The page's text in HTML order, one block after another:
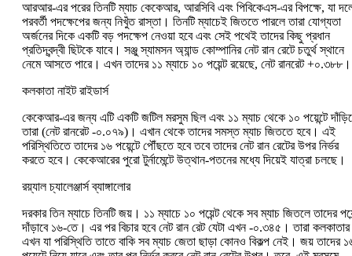
আরআর-এর পরের তিনটি ম্যাচ কেকেআর, আরসিবি এবং পিবিকেএস-এর বিপক্ষে, যা
পরবর্তী পদক্ষেপের জন্য নিখুঁত রাস্তা। তিনটি ম্যাচেই জিততে পারলে তারা যোগ্যতা
অর্জনের দিকে একটি বড় পদক্ষেপ নেওয়া হবে এবং সেই পথেই তাদের কিছু প্রধান
প্রতিদ্বন্দ্বী ছিটকে যাবে। সঞ্জু স্যামসন অ্যান্ড কোম্পানির নেট রান রেটে চতুর্থ স্থানে
নেমে আসতে পারে। এখন তাদের ১১ ম্যাচে ১০ পয়েন্ট রয়েছে, নেট রানরেট +০.৩৮৮।
কলকাতা নাইট রাইডার্স
কেকেআর-এর জন্য এটি একটি জটিল মরসুম ছিল এবং ১১ ম্যাচ থেকে ১০ পয়েন্টে
তারা (নেট রানরেট -০.০৭৯)। এখান থেকে তাদের সমস্ত ম্যাচ জিততে হবে। এই
পরিস্থিতিতে তাদের ১৬ পয়েন্টে পৌঁছতে হবে তবে তাদের নেট রান রেটের উপর নির্ভর
করতে হবে। কেকেআরের পুরো টুর্নামেন্টে উত্থান-পতনের মধ্যে দিয়েই যাত্রা চলছে।
রয়্যাল চ্যালেঞ্জার্স ব্যাঙ্গালোর
দরকার তিন ম্যাচে তিনটি জয়। ১১ ম্যাচে ১০ পয়েন্ট থেকে সব ম্যাচ জিতলে তাদের
দাঁড়াবে ১৬-তে। এর পর বিচার হবে নেট রান রেট যেটা এখন -০.৩৪৫। তারা কলকাতার
এখন যা পরিস্থিতি তাতে বাকি সব ম্যাচ জেতা ছাড়া কোনও বিকল্প নেই। জয় তাদের